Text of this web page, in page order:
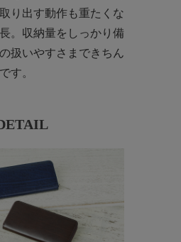
り出す動作も重たくな
。収納量をしっかり備
扱いやすさまできちん
す。